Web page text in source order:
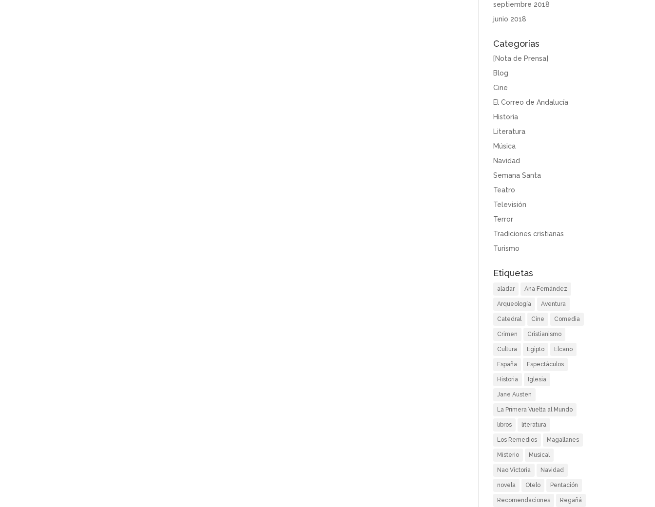
septiembre 2018
junio 2018
Categorías
[Nota de Prensa]
Blog
Cine
El Correo de Andalucía
Historia
Literatura
Música
Navidad
Semana Santa
Teatro
Televisión
Terror
Tradiciones cristianas
Turismo
Etiquetas
aladar Ana Fernández
Arqueología Aventura
Catedral Cine Comedia
Crimen Cristianismo
Cultura Egipto Elcano
España Espectáculos
Historia Iglesia
Jane Austen
La Primera Vuelta al Mundo
libros literatura
Los Remedios Magallanes
Misterio Musical
Nao Victoria Navidad
novela Otelo Pentación
Recomendaciones Regañá